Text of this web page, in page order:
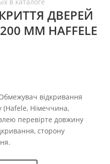
ДВЕРЕЙ
ММ HAFFELE
відкривання
(Hafele, Німеччина,
перевірте довжину
сторону